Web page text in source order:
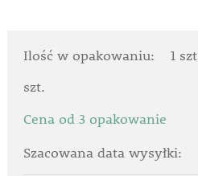
Ilość w opakowaniu:
1 szt
szt.
Cena od 3 opakowanie
Szacowana data wysyłki: